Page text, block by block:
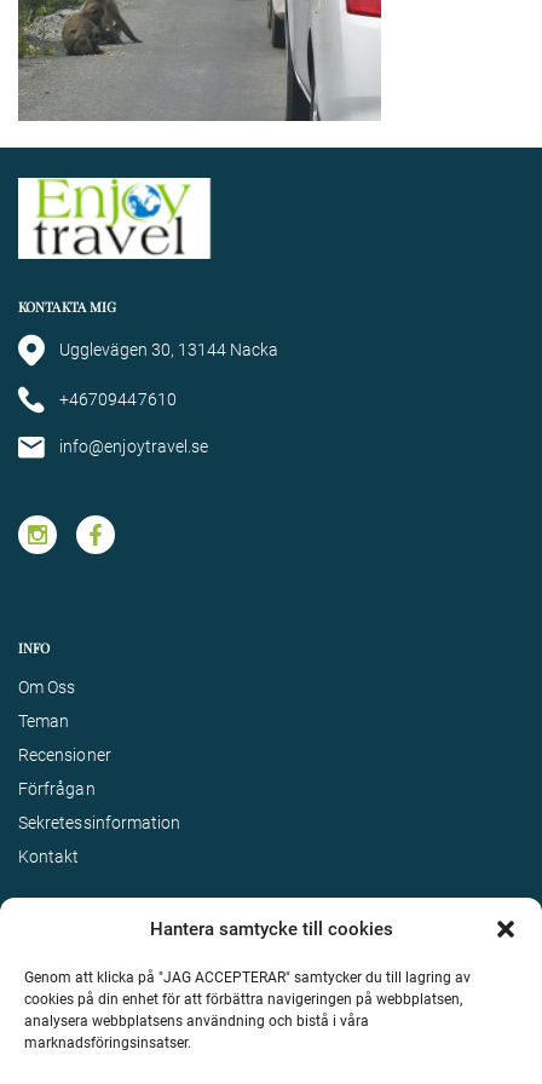
Hantera samtycke till cookies
Genom att klicka på "JAG ACCEPTERAR" samtycker du till lagring av
cookies på din enhet för att förbättra navigeringen på webbplatsen,
analysera webbplatsens användning och bistå i våra
marknadsföringsinsatser.
KONTAKTA MIG
Ugglevägen 30, 13144 Nacka
+46709447610
info@enjoytravel.se
INFO
Om Oss
Teman
Recensioner
Förfrågan
Sekretessinformation
Kontakt